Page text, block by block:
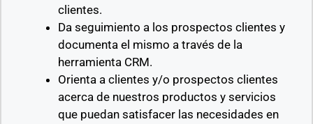
clientes.
Da seguimiento a los prospectos clientes y
documenta el mismo a través de la
herramienta CRM.
Orienta a clientes y/o prospectos clientes
acerca de nuestros productos y servicios
que puedan satisfacer las necesidades en